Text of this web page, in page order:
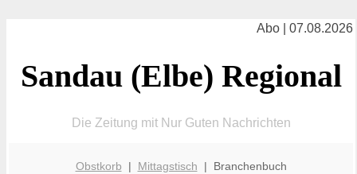
Abo | 07.08.2026
Sandau (Elbe) Regional
Die Zeitung mit Nur Guten Nachrichten
Obstkorb | Mittagstisch | Branchenbuch